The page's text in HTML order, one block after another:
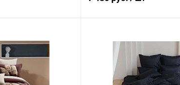
Сравнение
В наличии
Купить в 1 клик
В избранное